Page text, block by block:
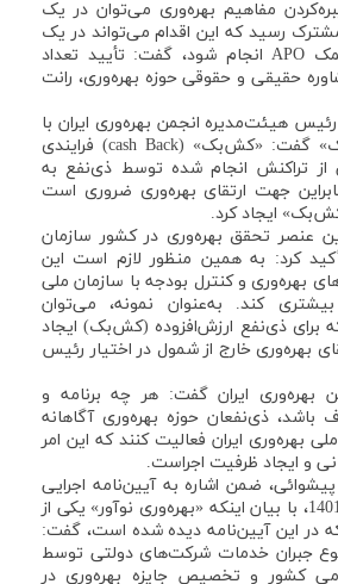
مفاهیم بهره‌وری می‌توان در یک
رسید که این اقدام می‌تواند در یک
کمیته بین‌المللی و با کمک APO انجام شود، گفت: تأیید تعداد
حقیقی و حقوقی حوزه بهره‌وری، رانت
رئیس هیئت‌مدیره انجمن بهره‌وری ایران با
اشاره به اصطلاح «کش‌بک» گفت: «کش‌بک» (cash Back) فرایندی
تراکنش انجام شده توسط ذی‌نفع به
جهت ارتقای بهره‌وری ضروری است
ایجاد کرد.
عنصر تحقق بهره‌وری در کشور سازمان
کرد: به همین منظور لازم است این
بهره‌وری و کنترل بودجه با سازمان ملی
بیشتری کند. به‌عنوان نمونه، می‌توان
ذی‌نفع ارزش‌افزوده (کش‌بک) ایجاد
بهره‌وری خارج از شمول در اختیار رئیس
بهره‌وری ایران گفت: هر چه برنامه و
ذی‌نفعان حوزه بهره‌وری آگاهانه
بهره‌وری ایران فعالیت کنند که این امر
و ایجاد ظرفیت اجراست.
ضمن اشاره به آیین‌نامه اجرایی
بند «و» تبصره 18 بودجه 1401، با بیان اینکه «بهره‌وری نوآور» یکی از
این آیین‌نامه دیده شده است، گفت:
جبران خدمات شرکت‌های دولتی توسط
کشور و تخصیص جایزه بهره‌وری در